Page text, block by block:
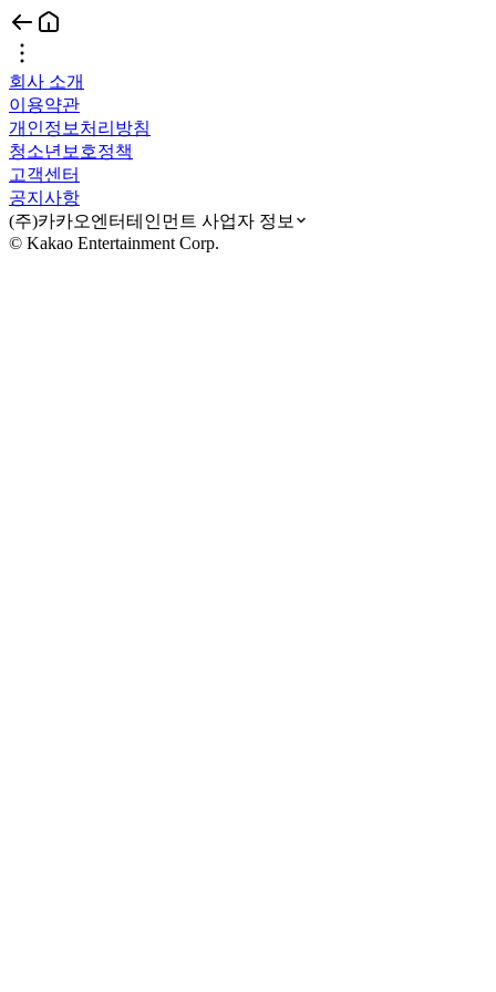
회사 소개
이용약관
개인정보처리방침
청소년보호정책
고객센터
공지사항
(주)카카오엔터테인먼트 사업자 정보
© Kakao Entertainment Corp.